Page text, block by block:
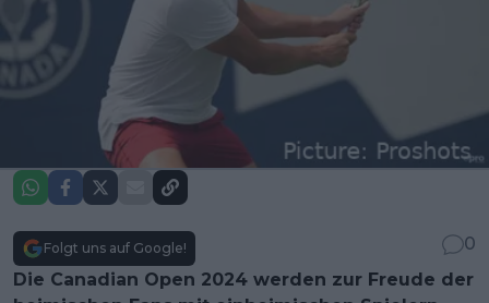
Folgt uns auf Google!
0
Die Canadian Open 2024 werden zur Freude der